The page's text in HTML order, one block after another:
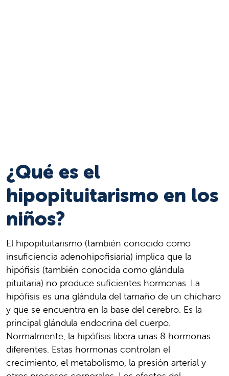
¿Qué es el
hipopituitarismo en los
niños?
El hipopituitarismo (también conocido como
insuficiencia adenohipofisiaria) implica que la
hipófisis (también conocida como glándula
pituitaria) no produce suficientes hormonas. La
hipófisis es una glándula del tamaño de un chícharo
y que se encuentra en la base del cerebro. Es la
principal glándula endocrina del cuerpo.
Normalmente, la hipófisis libera unas 8 hormonas
diferentes. Estas hormonas controlan el
crecimiento, el metabolismo, la presión arterial y